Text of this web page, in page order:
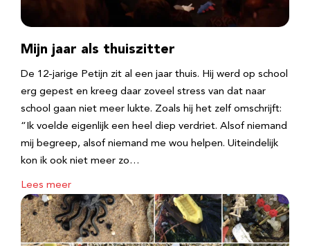
Mijn jaar als thuiszitter
De 12-jarige Petijn zit al een jaar thuis. Hij werd op school
erg gepest en kreeg daar zoveel stress van dat naar
school gaan niet meer lukte. Zoals hij het zelf omschrijft:
“Ik voelde eigenlijk een heel diep verdriet. Alsof niemand
mij begreep, alsof niemand me wou helpen. Uiteindelijk
kon ik ook niet meer zo…
Lees meer